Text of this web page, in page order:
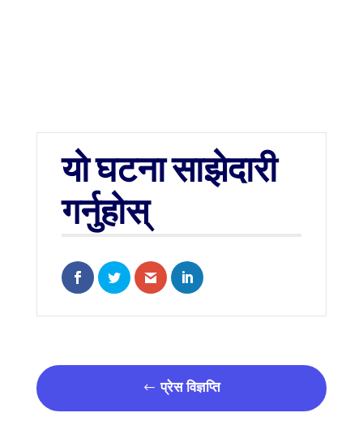
यो घटना साझेदारी
गर्नुहोस्
Share on Facebook
Share on Twitter
Share via Email
Share on LinkedIn
प्रेस विज्ञप्ति